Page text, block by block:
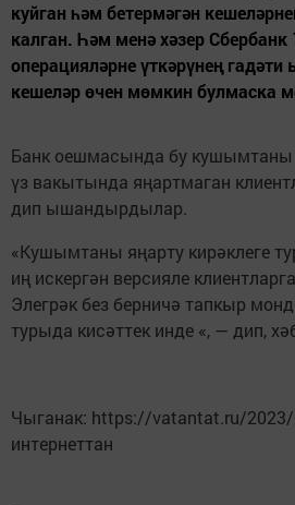
куйган һәм бетермәгән
калган. Һәм менә хәзер
операцияләрне үткәрүнең
кешеләр өчен мөмкин булмаска
Банк оешмасында бу кушымтаны
үз вакытында яңартмаган
дип ышандырдылар.
«Кушымтаны яңарту кирәклеге
иң искергән версияле
Элегрәк без берничә тапкыр
турыда кисәттек инде «, — дип,
Чыганак: https://vatantat.ru/
интернеттан